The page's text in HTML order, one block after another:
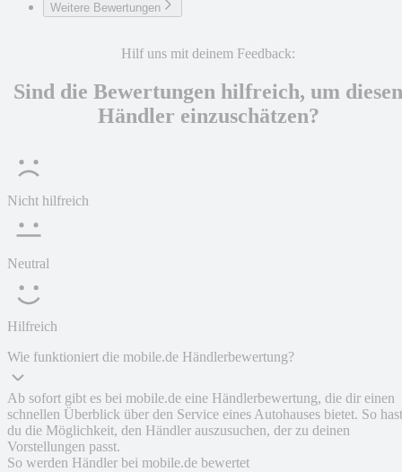
Weitere Bewertungen
Hilf uns mit deinem Feedback:
Sind die Bewertungen hilfreich, um diesen
Händler einzuschätzen?
Nicht hilfreich
Neutral
Hilfreich
Wie funktioniert die mobile.de Händlerbewertung?
Ab sofort gibt es bei mobile.de eine Händlerbewertung, die dir einen
schnellen Überblick über den Service eines Autohauses bietet. So hast
du die Möglichkeit, den Händler auszusuchen, der zu deinen
Vorstellungen passt.
So werden Händler bei mobile.de bewertet